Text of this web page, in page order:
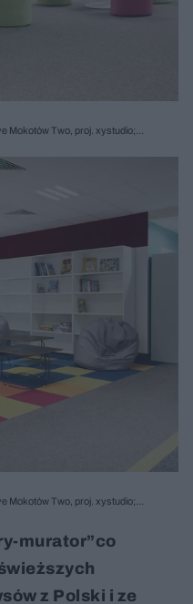
Mokotów Two, proj. xystudio;
Mokotów Two, proj. xystudio;
murator”co
z Polski i ze